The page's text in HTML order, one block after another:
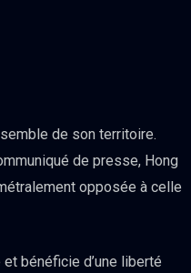
de son territoire.
de presse, Hong
opposée à celle
bénéficie d’une liberté